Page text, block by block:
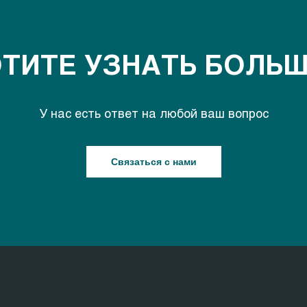
УЗНАТЬ
У нас есть ответ на любой ваш вопрос
Связаться с нами